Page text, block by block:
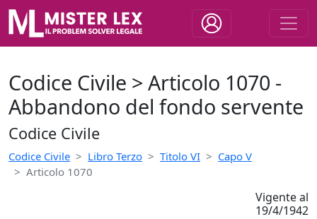
Codice Civile > Articolo 1070 -
Abbandono del fondo servente
Codice Civile
Codice Civile Libro Terzo Titolo VI
Capo V
Articolo 1070
Vigente al
19/4/1942